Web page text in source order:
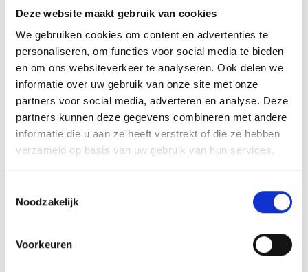
Deze website maakt gebruik van cookies
We gebruiken cookies om content en advertenties te
personaliseren, om functies voor social media te bieden
en om ons websiteverkeer te analyseren. Ook delen we
informatie over uw gebruik van onze site met onze
partners voor social media, adverteren en analyse. Deze
partners kunnen deze gegevens combineren met andere
informatie die u aan ze heeft verstrekt of die ze hebben
verzameld op basis van uw gebruik van hun services.
Noodzakelijk
Voorkeuren
komt deze in aanmerking voor een deel van het
partnerpensioen. Overlijdt uw ex-partner? Dan krijgt u het
verdeelde ouderdomspensioen weer terug.
Kiest u voor een andere verdeling?
U kunt met uw ex-partner ook iets anders afspreken.
Afwijkende afspraken over de verdeling van uw
ouderdomspensioen en het partnerpensioen legt u vast in
het echtscheidingsconvenant of in de ontbinding van het
pensioenrecht voor uw ex-partner. De ingangsdatum van
Het zelfstandig pensioen van uw ex-partner gaat dan in op
de pensioeningangsdatum van uw ex-partner zelf. U hoeft